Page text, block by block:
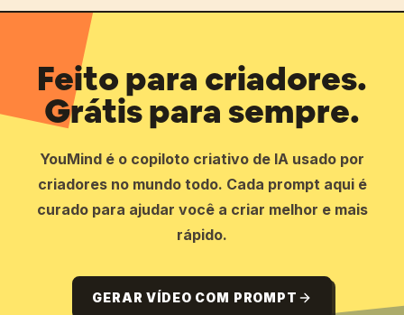
Feito para criadores.
Grátis para sempre.
YouMind é o copiloto criativo de IA usado por
criadores no mundo todo. Cada prompt aqui é
curado para ajudar você a criar melhor e mais
rápido.
GERAR VÍDEO COM PROMPT